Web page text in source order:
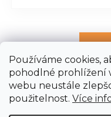
Používáme cookies,
pohodlné prohlížení
webu neustále
použitelnost. Více